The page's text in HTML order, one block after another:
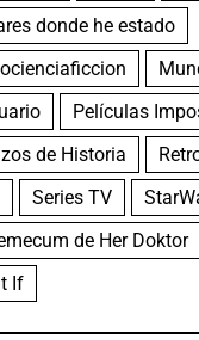
donde he estado
Películas
de Historia
Series TV
de Her Doktor
If